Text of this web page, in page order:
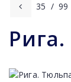
35 / 99